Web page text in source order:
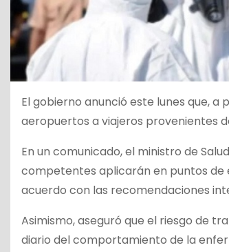
El gobierno anunció este lunes que,
aeropuertos a viajeros provenientes
En un comunicado, el ministro de
competentes aplicarán en puntos de
acuerdo con las recomendaciones
Asimismo, aseguró que el riesgo de
diario del comportamiento de la